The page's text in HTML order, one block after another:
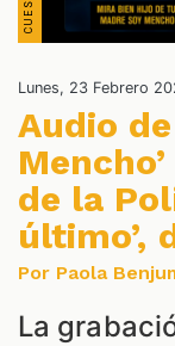
Lunes, 23 Febrero
Audio
de la
último’,
Por Paola
La